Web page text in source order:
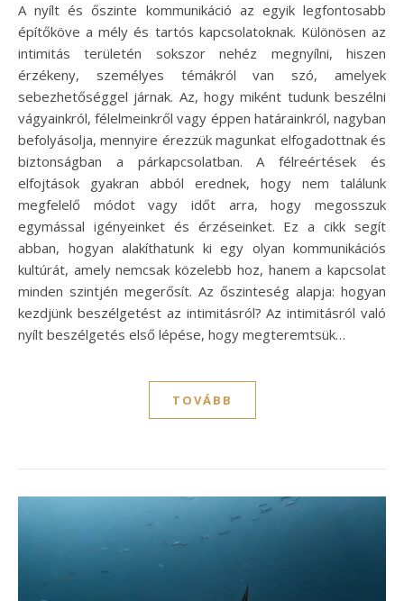
A nyílt és őszinte kommunikáció az egyik legfontosabb
építőköve a mély és tartós kapcsolatoknak. Különösen az
intimitás területén sokszor nehéz megnyílni, hiszen
érzékeny, személyes témákról van szó, amelyek
sebezhetőséggel járnak. Az, hogy miként tudunk beszélni
vágyainkról, félelmeinkről vagy éppen határainkról, nagyban
befolyásolja, mennyire érezzük magunkat elfogadottnak és
biztonságban a párkapcsolatban. A félreértések és
elfojtások gyakran abból erednek, hogy nem találunk
megfelelő módot vagy időt arra, hogy megosszuk
egymással igényeinket és érzéseinket. Ez a cikk segít
abban, hogyan alakíthatunk ki egy olyan kommunikációs
kultúrát, amely nemcsak közelebb hoz, hanem a kapcsolat
minden szintjén megerősít. Az őszinteség alapja: hogyan
kezdjünk beszélgetést az intimitásról? Az intimitásról való
nyílt beszélgetés első lépése, hogy megteremtsük…
TOVÁBB